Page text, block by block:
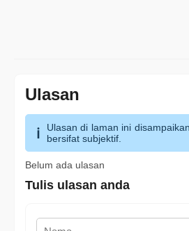
Ulasan
Ulasan di laman ini
bersifat subjektif.
Belum ada ulasan
Tulis ulasan anda